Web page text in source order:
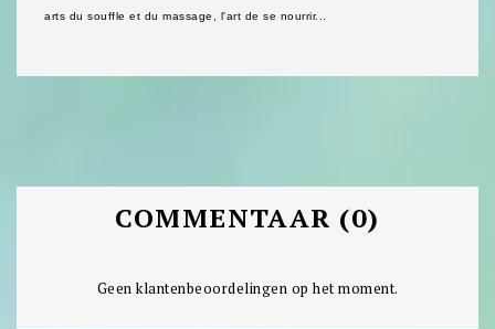
arts du souffle et du massage, l'art de se nourrir...
COMMENTAAR (0)
Geen klantenbeoordelingen op het moment.